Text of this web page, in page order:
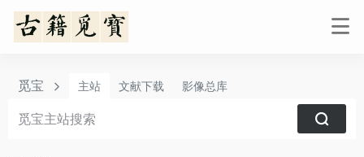
觅宝 主站 文献下载 影像总库